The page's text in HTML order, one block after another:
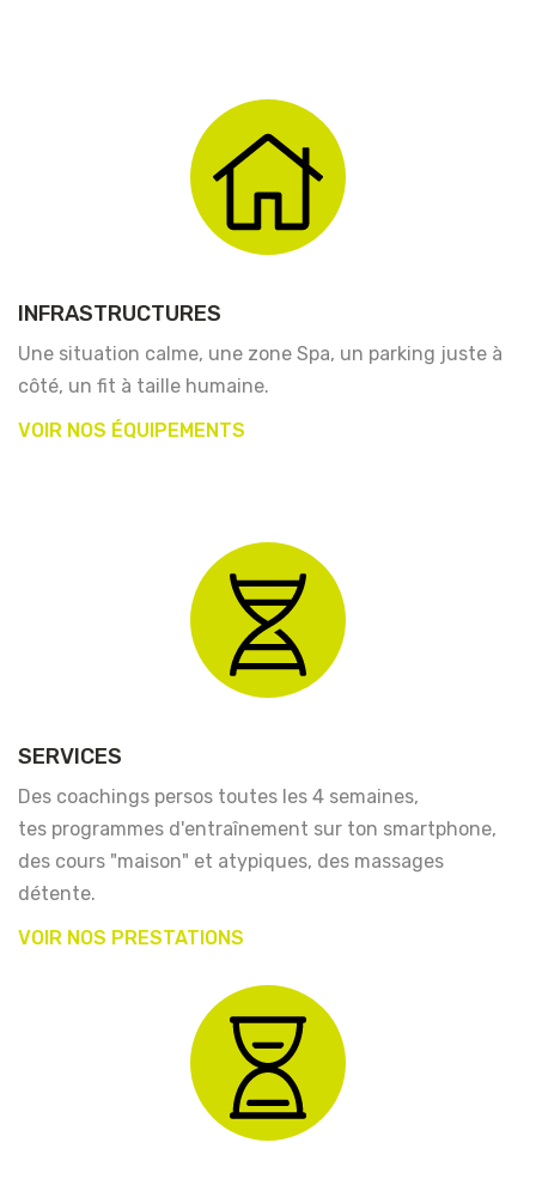
INFRASTRUCTURES
Une situation calme, une zone Spa, un parking juste à
côté, un fit à taille humaine.
VOIR NOS ÉQUIPEMENTS
SERVICES
Des coachings persos toutes les 4 semaines,
tes programmes d'entraînement sur ton smartphone,
des cours "maison" et atypiques, des massages
détente.
VOIR NOS PRESTATIONS